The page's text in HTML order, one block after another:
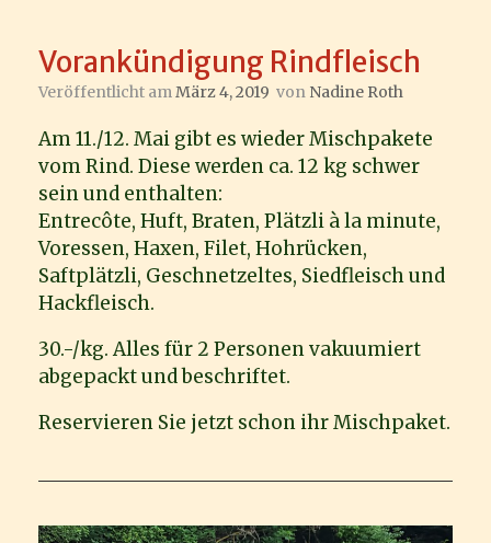
Vorankündigung Rindfleisch
Veröffentlicht amMärz 4, 2019 von Nadine Roth
Am 11./12. Mai gibt es wieder Mischpakete
vom Rind. Diese werden ca. 12 kg schwer
sein und enthalten:
Entrecôte, Huft, Braten, Plätzli à la minute,
Voressen, Haxen, Filet, Hohrücken,
Saftplätzli, Geschnetzeltes, Siedfleisch und
Hackfleisch.
30.-/kg. Alles für 2 Personen vakuumiert
abgepackt und beschriftet.
Reservieren Sie jetzt schon ihr Mischpaket.